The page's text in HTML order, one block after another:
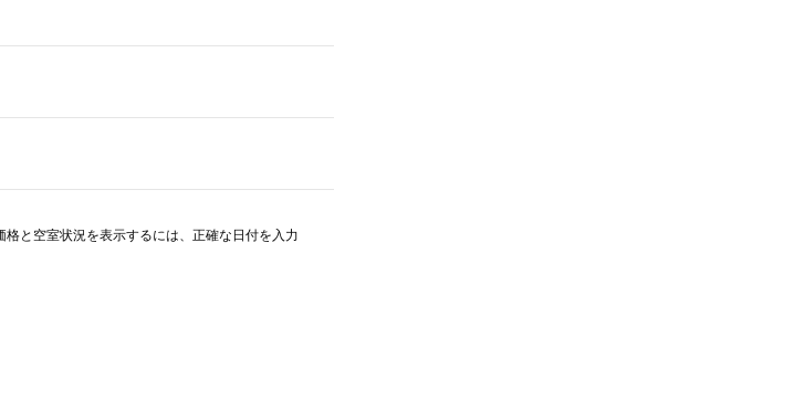
と空室状況を表示するには、正確な日付を入力